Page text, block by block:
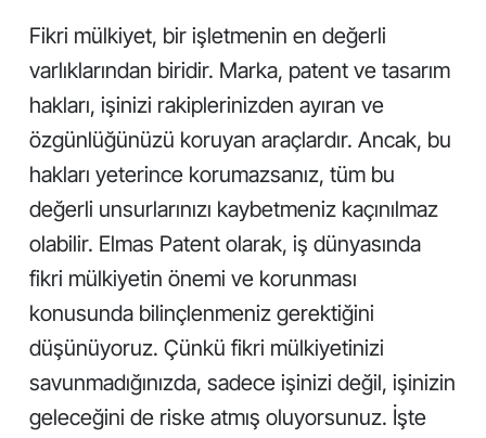
Fikri mülkiyet, bir işletmenin en değerli
varlıklarından biridir. Marka, patent ve tasarım
hakları, işinizi rakiplerinizden ayıran ve
özgünlüğünüzü koruyan araçlardır. Ancak, bu
hakları yeterince korumazsanız, tüm bu
değerli unsurlarınızı kaybetmeniz kaçınılmaz
olabilir. Elmas Patent olarak, iş dünyasında
fikri mülkiyetin önemi ve korunması
konusunda bilinçlenmeniz gerektiğini
düşünüyoruz. Çünkü fikri mülkiyetinizi
savunmadığınızda, sadece işinizi değil, işinizin
geleceğini de riske atmış oluyorsunuz. İşte